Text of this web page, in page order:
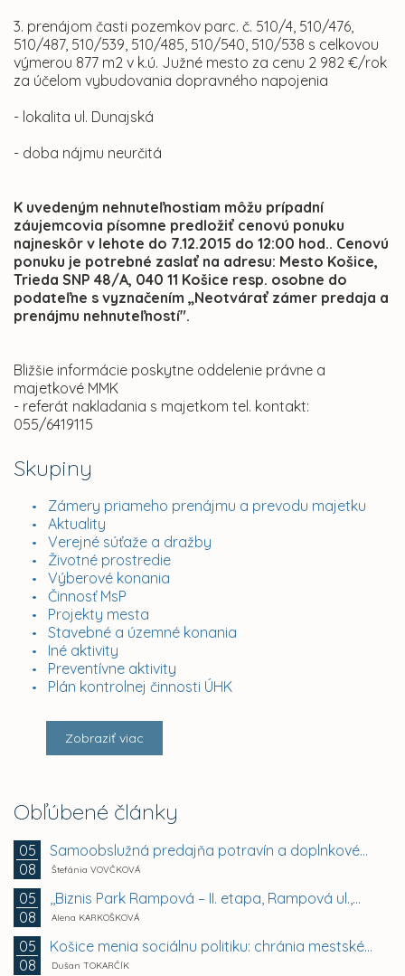
Skupiny
Zámery priameho prenájmu a prevodu majetku
Aktuality
Verejné súťaže a dražby
Životné prostredie
Výberové konania
Činnosť MsP
Projekty mesta
Stavebné a územné konania
Iné aktivity
Preventívne aktivity
Plán kontrolnej činnosti ÚHK
Zobraziť viac
Obľúbené články
05
08
Samoobslužná predajňa potravín a doplnkového tovaru
Štefánia VOVČKOVÁ
05
08
,,Biznis Park Rampová – II. etapa, Rampová ul.,...
Alena KARKOŠKOVÁ
05
08
Košice menia sociálnu politiku: chránia mestské byty...
Dušan TOKARČÍK
3. prenájom časti pozemkov parc. č. 510/4, 510/476,
510/487, 510/539, 510/485, 510/540, 510/538 s celkovou
výmerou 877 m2 v k.ú. Južné mesto za cenu 2 982 €/rok
za účelom vybudovania dopravného napojenia
- lokalita ul. Dunajská
- doba nájmu neurčitá
K uvedeným nehnuteľnostiam môžu prípadní
záujemcovia písomne predložiť cenovú ponuku
najneskôr v lehote do 7.12.2015 do 12:00 hod.. Cenovú
ponuku je potrebné zaslať na adresu: Mesto Košice,
Trieda SNP 48/A, 040 11 Košice resp. osobne do
podateľne s vyznačením „Neotvárať zámer predaja a
prenájmu nehnuteľností".
Bližšie informácie poskytne oddelenie právne a
majetkové MMK
- referát nakladania s majetkom tel. kontakt:
055/6419115